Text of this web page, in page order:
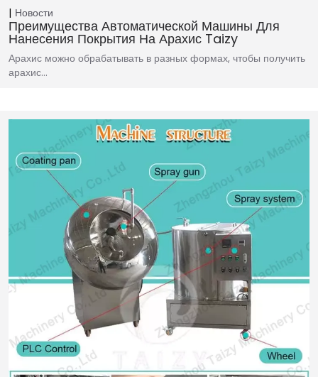
Новости
Преимущества Автоматической Машины Для
Нанесения Покрытия На Арахис Taizy
Арахис можно обрабатывать в разных формах, чтобы получить
арахис…